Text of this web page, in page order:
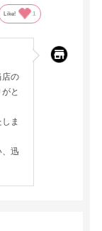
Like! 1
店の
と
ま
迅